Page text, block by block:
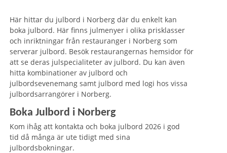
ANNONSERA
Här hittar du julbord i Norberg där du enkelt kan
boka julbord. Här finns julmenyer i olika prisklasser
och inriktningar från restauranger i Norberg som
serverar julbord. Besök restaurangernas hemsidor för
att se deras julspecialiteter av julbord. Du kan även
hitta kombinationer av julbord och
julbordsevenemang samt julbord med logi hos vissa
julbordsarrangörer i Norberg.
Boka Julbord i Norberg
Kom ihåg att kontakta och boka julbord 2026 i god
tid då många är ute tidigt med sina
julbordsbokningar.